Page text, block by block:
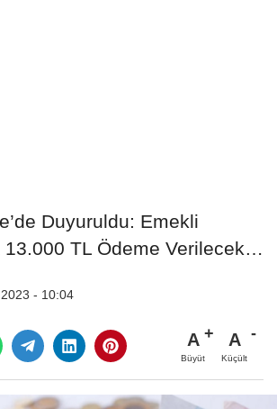
Duyuruldu: Emekli
13.000 TL Ödeme Verilecek…
- 10:04
A
Büyüt
A
Küçült